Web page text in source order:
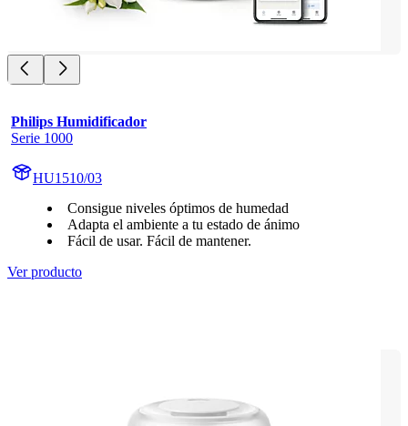
Philips Humidificador
Serie 1000
HU1510/03
Consigue niveles óptimos de humedad
Adapta el ambiente a tu estado de ánimo
Fácil de usar. Fácil de mantener.
Ver producto